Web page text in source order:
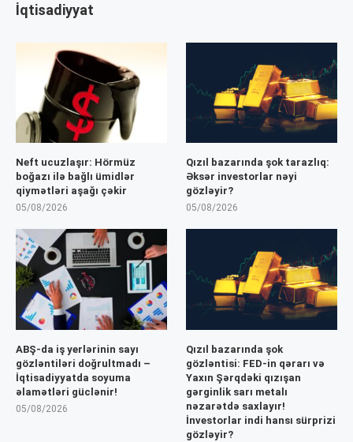
İqtisadiyyat
Neft ucuzlaşır: Hörmüz
boğazı ilə bağlı ümidlər
qiymətləri aşağı çəkir
05/08/2026
Qızıl bazarında şok tarazlıq:
Əksər investorlar nəyi
gözləyir?
05/08/2026
ABŞ-da iş yerlərinin sayı
gözləntiləri doğrultmadı –
İqtisadiyyatda soyuma
əlamətləri güclənir!
05/08/2026
Qızıl bazarında şok
gözləntisi: FED-in qərarı və
Yaxın Şərqdəki qızışan
gərginlik sarı metalı
nəzarətdə saxlayır!
İnvestorlar indi hansı sürprizi
gözləyir?